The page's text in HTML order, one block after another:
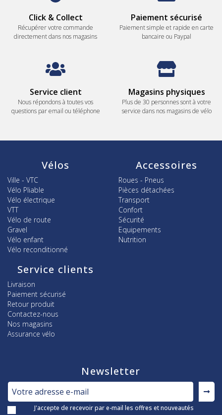
Click & Collect
Récupérer votre commande
directement dans nos magasins
Paiement sécurisé
Paiement simple et rapide en carte
bancaire ou Paypal
Service client
Nous répondons à toutes vos
questions par email ou téléphone
Magasins physiques
Plus de 30 personnes sont à votre
service dans nos magasins de vélo
Vélos
Ville - VTC
Vélo Pliable
Vélo électrique
VTT
Vélo de route
Gravel
Vélo enfant
Vélo reconditionné
Accessoires
Roues - Pneus
Pièces détachées
Transport
Confort
Sécurité
Equipements
Nutrition
Service clients
Livraison
Paiement sécurisé
Retour produit
Contactez-nous
Nos magasins
Assurance vélo
Newsletter
J'accepte de recevoir par e-mail les offres et nouveautés